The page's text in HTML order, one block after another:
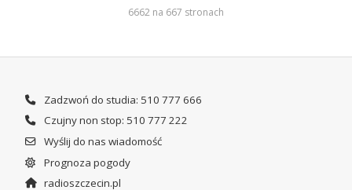
6662 na 667 stronach
Zadzwoń do studia: 510 777 666
Czujny non stop: 510 777 222
Wyślij do nas wiadomość
Prognoza pogody
radioszczecin.pl